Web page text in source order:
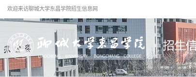
欢迎来访聊城大学东昌学院招生信息网